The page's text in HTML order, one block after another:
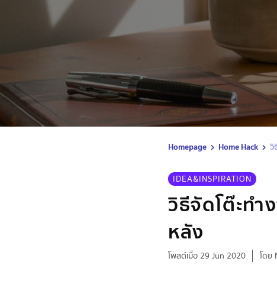
Homepage Home Hack วิ
IDEA&INSPIRATION
วิธีจัดโต๊ะทำ
หลัง
โพสต์เมื่อ 29 Jun 2020 โดย